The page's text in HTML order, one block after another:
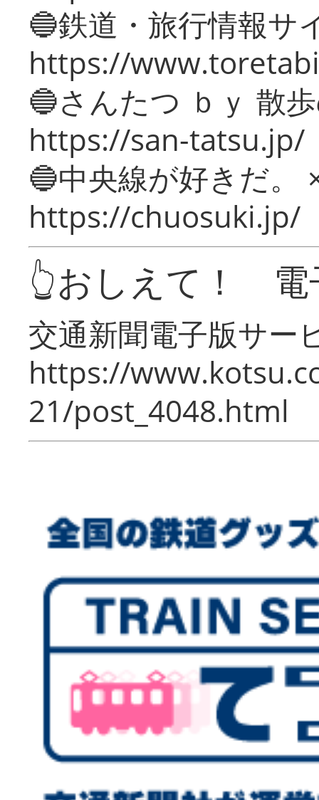
🔵鉄道・旅行情報サ
https://
🔵さんたつ ｂｙ 散
https://san-tatsu.jp/
🔵中央線が好きだ。
https://chuosuki.jp/
👆おしえて！ 電
交通新聞電子版サー
https://
21/post_4048.html